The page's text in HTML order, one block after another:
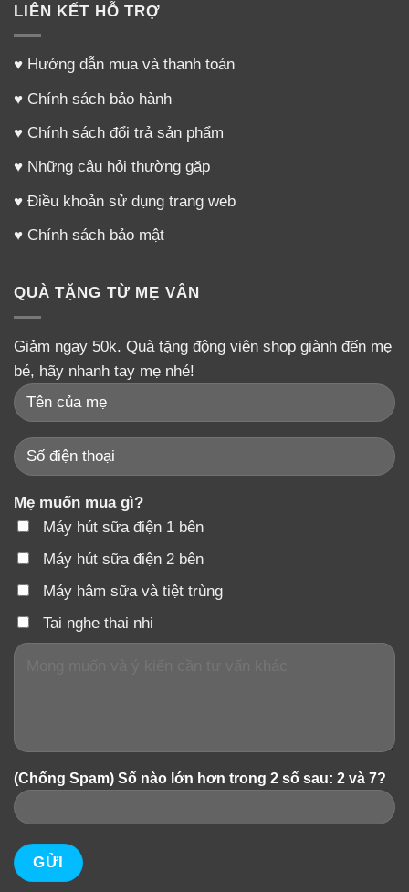
LIÊN KẾT HỖ TRỢ
♥ Hướng dẫn mua và thanh toán
♥ Chính sách bảo hành
♥ Chính sách đổi trả sản phẩm
♥ Những câu hỏi thường gặp
♥ Điều khoản sử dụng trang web
♥ Chính sách bảo mật
QUÀ TẶNG TỪ MẸ VÂN
Giảm ngay 50k. Quà tặng động viên shop giành đến mẹ
bé, hãy nhanh tay mẹ nhé!
Mẹ muốn mua gì?
Máy hút sữa điện 1 bên
Máy hút sữa điện 2 bên
Máy hâm sữa và tiệt trùng
Tai nghe thai nhi
(Chống Spam) Số nào lớn hơn trong 2 số sau: 2 và 7?